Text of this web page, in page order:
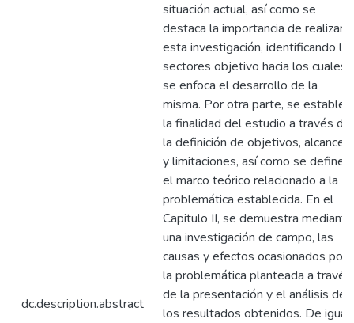
dc.description.abstract
situación actual, así como se
destaca la importancia de realizar
esta investigación, identificando
sectores objetivo hacia los cuales
se enfoca el desarrollo de la
misma. Por otra parte, se
la finalidad del estudio a través de
la definición de objetivos, alcances
y limitaciones, así como se define,
el marco teórico relacionado a la
problemática establecida. En el
Capitulo II, se demuestra mediante
una investigación de campo, las
causas y efectos ocasionados por
la problemática planteada a través
de la presentación y el análisis de
los resultados obtenidos. De igual